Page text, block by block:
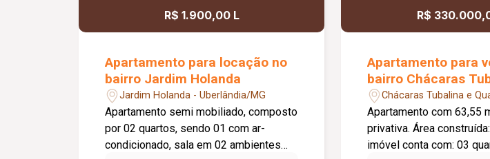
R$ 1.900,00 L
Apartamento para locação no
bairro Jardim Holanda
Jardim Holanda - Uberlândia/MG
Apartamento semi mobiliado, composto
por 02 quartos, sendo 01 com ar-
condicionado, sala em 02 ambientes
R$
Apartamento para
bairro Chácaras
Quartel
Chácaras Tubalina e
Uberlândia/MG
Apartamento com 63,55
privativa. Área construída: 96,95 m². O
imóvel conta com: 03